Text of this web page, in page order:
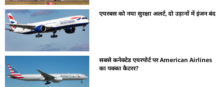
एयरबस को नया सुरक्षा अलर्ट, दो उड़ानों में इंजन बंद
सबसे कनेक्टेड एयरपोर्ट पर American Airlines
का पक्का कैटरर?